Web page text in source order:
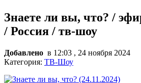
Знаете ли вы, что? /
/ Россия / тв-шоу
Добавлено в 12:03 , 24 ноября 2024
Категория: ТВ-Шоу